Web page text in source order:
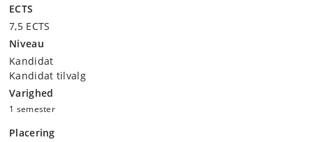
ECTS
7,5 ECTS
Niveau
Kandidat
Kandidat tilvalg
Varighed
1 semester
Placering